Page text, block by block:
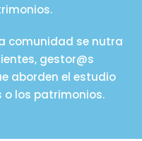
comunidad se nutra
gestor@s
aborden el estudio
o los patrimonios.